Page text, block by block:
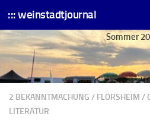
Skip to content
::: weinstadtjournal
Sommer
2 BEKANNTMACHUNG / FLÖRSHEIM /
LITERATUR